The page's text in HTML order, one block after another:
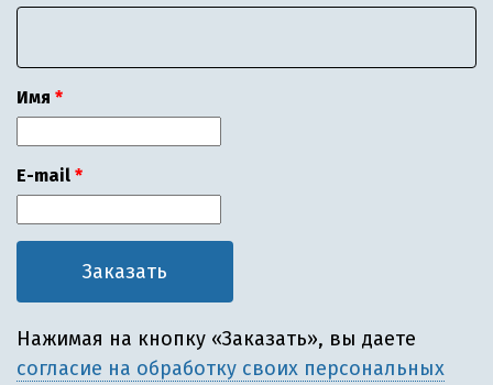
Имя
E-mail
Нажимая на кнопку «Заказать», вы даете
согласие на обработку своих персональных